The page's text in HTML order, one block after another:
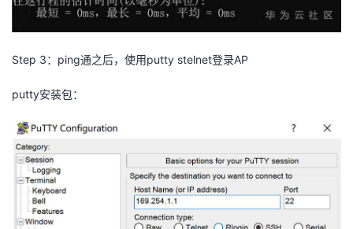
Step 3： ping通之后，使用putty stelnet登录AP
putty安装包：